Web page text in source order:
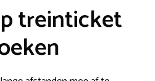
treinticket